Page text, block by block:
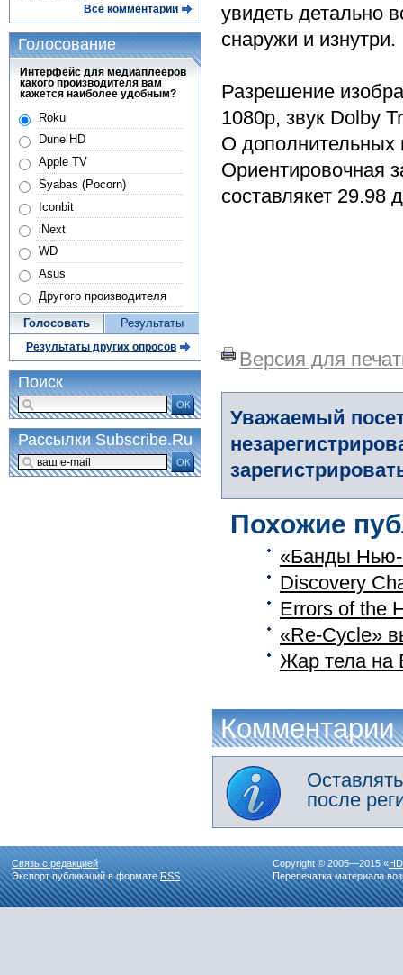
увидеть детально
снаружи и изнутри.
Разрешение
1080p, звук Dolby
О дополнительных
Ориентировочная
составлякет 29.98
Версия для
Уважаемый
Похожие
«Банды
Discovery
Errors of the
«Re-Cycle»
Жар тела на
Комментарии
после
Все комментарии
Голосование
Интерфейс для медиаплееров
какого производителя вам
кажется наиболее удобным?
Roku
Dune HD
Apple TV
Syabas (Pocorn)
Iconbit
iNext
WD
Asus
Другого производителя
Голосовать Результаты
Результаты других опросов
Поиск
ОК
Рассылки Subscribe.Ru
ОК
Связь с редакцией
Экспорт публикаций в форматеRSS
Copyright © 2005—2015 «
Перепечатка материала